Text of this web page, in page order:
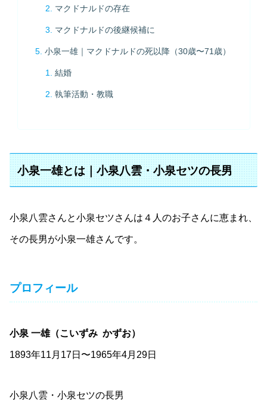
マクドナルドの存在
マクドナルドの後継候補に
小泉一雄｜マクドナルドの死以降（30歳〜71歳）
結婚
執筆活動・教職
小泉一雄とは｜小泉八雲・小泉セツの長男
小泉八雲さんと小泉セツさんは４人のお子さんに恵まれ、
その長男が小泉一雄さんです。
プロフィール
小泉 一雄（こいずみ かずお）
1893年11月17日〜1965年4月29日
小泉八雲・小泉セツの長男